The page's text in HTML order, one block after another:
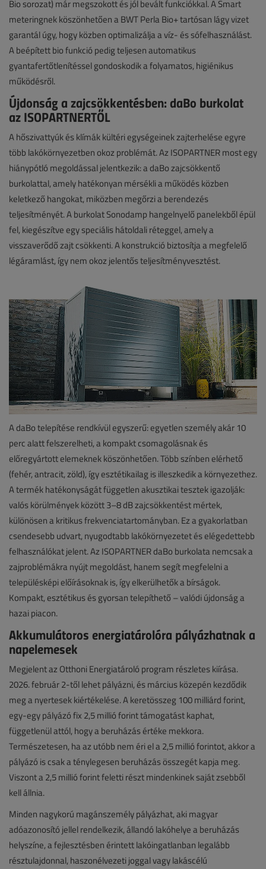
Bio sorozat) már megszokott és jól bevált funkciókkal. A Smart
meteringnek köszönhetően a BWT Perla Bio+ tartósan lágy vizet
garantál úgy, hogy közben optimalizálja a víz- és sófelhasználást.
A beépített bio funkció pedig teljesen automatikus
gyantafertőtlenítéssel gondoskodik a folyamatos, higiénikus
működésről.
Újdonság a zajcsökkentésben: daBo burkolat
az ISOPARTNERTŐL
A hőszivattyúk és klímák kültéri egységeinek zajterhelése egyre
több lakókörnyezetben okoz problémát. Az ISOPARTNER most egy
hiánypótló megoldással jelentkezik: a daBo zajcsökkentő
burkolattal, amely hatékonyan mérsékli a működés közben
keletkező hangokat, miközben megőrzi a berendezés
teljesítményét. A burkolat Sonodamp hangelnyelő panelekből épül
fel, kiegészítve egy speciális hátoldali réteggel, amely a
visszaverődő zajt csökkenti. A konstrukció biztosítja a megfelelő
légáramlást, így nem okoz jelentős teljesítményvesztést.
A daBo telepítése rendkívül egyszerű: egyetlen személy akár 10
perc alatt felszerelheti, a kompakt csomagolásnak és
előregyártott elemeknek köszönhetően. Több színben elérhető
(fehér, antracit, zöld), így esztétikailag is illeszkedik a környezethez.
A termék hatékonyságát független akusztikai tesztek igazolják:
valós körülmények között 3–8 dB zajcsökkentést mértek,
különösen a kritikus frekvenciatartományban. Ez a gyakorlatban
csendesebb udvart, nyugodtabb lakókörnyezetet és elégedettebb
felhasználókat jelent. Az ISOPARTNER daBo burkolata nemcsak a
zajproblémákra nyújt megoldást, hanem segít megfelelni a
településképi előírásoknak is, így elkerülhetők a bírságok.
Kompakt, esztétikus és gyorsan telepíthető – valódi újdonság a
hazai piacon.
Akkumulátoros energiatárolóra pályázhatnak a
napelemesek
Megjelent az Otthoni Energiatároló program részletes kiírása.
2026. február 2-től lehet pályázni, és március közepén kezdődik
meg a nyertesek kiértékelése. A keretösszeg 100 milliárd forint,
egy-egy pályázó fix 2,5 millió forint támogatást kaphat,
függetlenül attól, hogy a beruházás értéke mekkora.
Természetesen, ha az utóbb nem éri el a 2,5 millió forintot, akkor a
pályázó is csak a ténylegesen beruházás összegét kapja meg.
Viszont a 2,5 millió forint feletti részt mindenkinek saját zsebből
kell állnia.
Minden nagykorú magánszemély pályázhat, aki magyar
adóazonosító jellel rendelkezik, állandó lakóhelye a beruházás
helyszíne, a fejlesztésben érintett lakóingatlanban legalább
résztulajdonnal, haszonélvezeti joggal vagy lakáscélú